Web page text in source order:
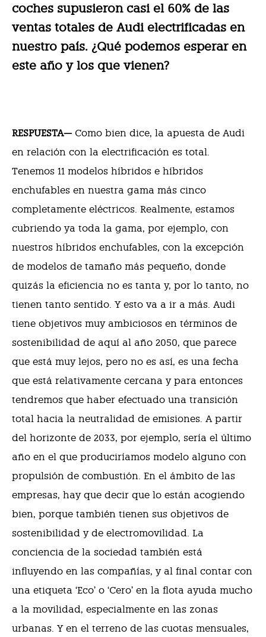
coches supusieron casi el 60% de las
ventas totales de Audi electrificadas en
nuestro país. ¿Qué podemos esperar en
este año y los que vienen?
RESPUESTA— Como bien dice, la apuesta de Audi
en relación con la electrificación es total.
Tenemos 11 modelos híbridos e híbridos
enchufables en nuestra gama más cinco
completamente eléctricos. Realmente, estamos
cubriendo ya toda la gama, por ejemplo, con
nuestros híbridos enchufables, con la excepción
de modelos de tamaño más pequeño, donde
quizás la eficiencia no es tanta y, por lo tanto, no
tienen tanto sentido. Y esto va a ir a más. Audi
tiene objetivos muy ambiciosos en términos de
sostenibilidad de aquí al año 2050, que parece
que está muy lejos, pero no es así, es una fecha
que está relativamente cercana y para entonces
tendremos que haber efectuado una transición
total hacia la neutralidad de emisiones. A partir
del horizonte de 2033, por ejemplo, sería el último
año en el que produciríamos modelo alguno con
propulsión de combustión. En el ámbito de las
empresas, hay que decir que lo están acogiendo
bien, porque también tienen sus objetivos de
sostenibilidad y de electromovilidad. La
conciencia de la sociedad también está
influyendo en las compañías, y al final contar con
una etiqueta ‘Eco’ o ‘Cero’ en la flota ayuda mucho
a la movilidad, especialmente en las zonas
urbanas. Y en el terreno de las cuotas mensuales,